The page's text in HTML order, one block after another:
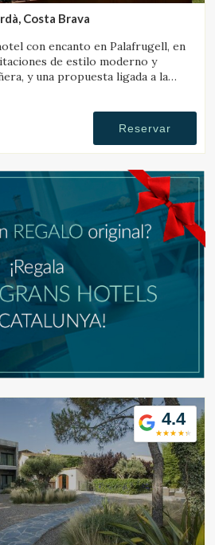
Costa Brava
con encanto en Palafrugell, en
de estilo moderno y
y una propuesta ligada a la
Reservar
4.4